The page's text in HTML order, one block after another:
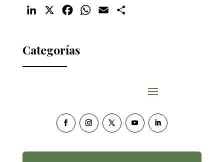
LinkedIn FacebookWhatsApp
Email
Categorías